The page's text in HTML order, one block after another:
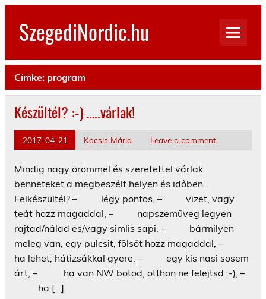
Skip
contentSzegediNordic.hu
Címke: program
Készültél? :-) …..várlak!
2017-04-21 Kocsis Mária Leave a comment
Mindig nagy örömmel és szeretettel várlak
benneteket a megbeszélt helyen és időben.
Felkészültél? – légy pontos, – vizet, vagy
teát hozz magaddal, – napszemüveg legyen
rajtad/nálad és/vagy simlis sapi, – bármilyen
meleg van, egy pulcsit, fölsőt hozz magaddal, –
ha lehet, hátizsákkal gyere, – egy kis nasi sosem
árt, – ha van NW botod, otthon ne felejtsd :-), –
ha […]